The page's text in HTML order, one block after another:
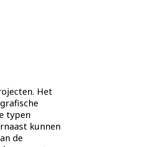
Het
typen
kunnen
de